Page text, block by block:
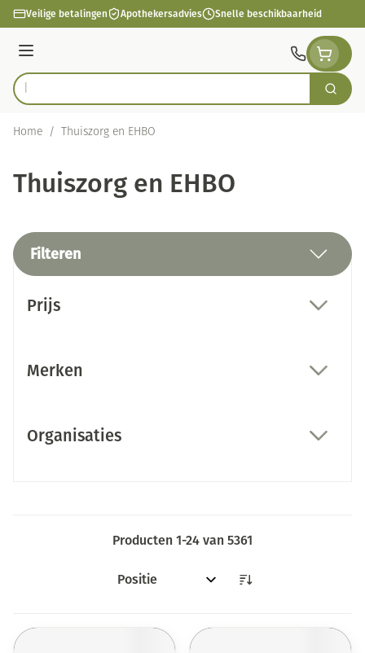
Ga naar de inhoud
Veilige betalingen Apothekersadvies Snelle beschikbaarheid
Menu
Product, merk, categorie... Zoek
Home / Thuiszorg en EHBO
Thuiszorg en EHBO
Filteren
Prijs
Merken
Organisaties
Producten 1-24 van 5361
Sorteer op: